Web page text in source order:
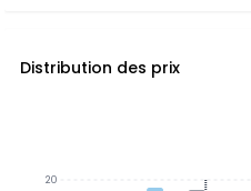
Distribution des prix
20